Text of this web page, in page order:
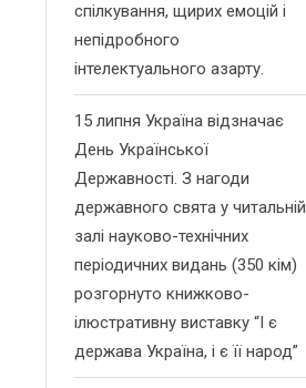
спілкування, щирих емоцій і
непідробного
інтелектуального азарту.
15 липня Україна відзначає
День Української
Державності. З нагоди
державного свята у читальній
залі науково-технічних
періодичних видань (350 кім)
розгорнуто книжково-
ілюстративну виставку “І є
держава Україна, і є її народ”